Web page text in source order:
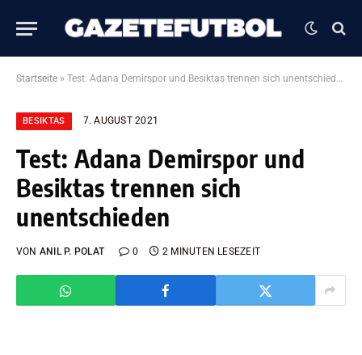
Startseite » Test: Adana Demirspor und Besiktas trennen sich unentschieden
BESIKTAS 7. AUGUST 2021
Test: Adana Demirspor und
Besiktas trennen sich
unentschieden
VON ANIL P. POLAT 0 2 MINUTEN LESEZEIT